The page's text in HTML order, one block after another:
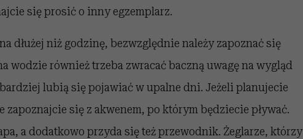
się prosić o inny egzemplarz.
dłużej niż godzinę, bezwzględnie należy zapoznać się
wodzie również trzeba zwracać baczną uwagę na wygląd
lubią się pojawiać w upalne dni. Jeżeli planujecie
się z akwenem, po którym będziecie pływać.
a dodatkowo przyda się też przewodnik. Żeglarze, którzy